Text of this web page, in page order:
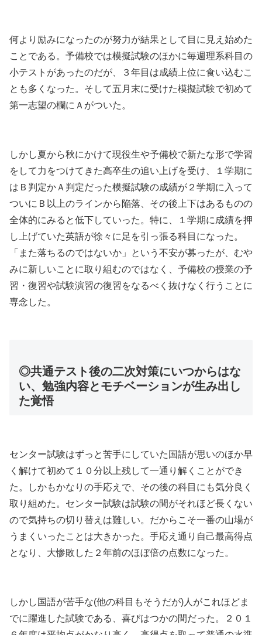
何より励みになったのが努力が結果として目に見え始めた
ことである。予備校では模擬試験のほかに毎週理系科目の
小テストがあったのだが、３年目は成績上位に食い込むこ
とも多くなった。そして五月末に受けた模擬試験で初めて
第一志望の欄にＡがついた。
しかし夏から秋にかけて現役生や予備校で新たな形で学習
をして力をつけてきた高卒生の追い上げを受け、１学期に
はＢ判定かＡ判定だった模擬試験の成績が２学期に入って
ついにＢ以上のラインから陥落、その後上下はあるものの
全体的にみると低下していった。特に、１学期に成績を押
し上げていた英語が徐々に足を引っ張る科目になった。
「また落ちるのではないか」という不安が募ったが、むや
みに新しいことに取り組むのではなく、予備校の授業の予
習・復習や試験演習の復習をなるべく抜けなく行うことに
専念した。
◎共通テスト後の二次対策にいつからはな
い、勉強内容とモチベーションが生み出し
た覚悟
センター試験はずっと苦手にしていた国語が思いのほか早
く解けて初めて１０分以上残して一通り解くことができ
た。しかもかなりの手応えで、その後の科目にも気分良く
取り組めた。センター試験は試験の間がそれほど長くない
ので気持ちの切り替えは難しい。だからこそ一番の山場が
うまくいったことは大きかった。手応え通り自己最高得点
となり、大惨敗した２年前のほぼ倍の点数になった。
しかし国語が苦手な(他の科目もそうだが)人がこれほどま
でに躍進した試験である、喜びはつかの間だった。２０１